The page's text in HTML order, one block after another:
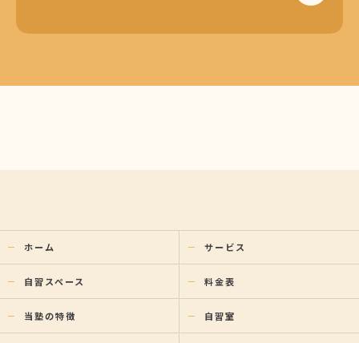
ホーム サービス
自習スペース 料金表
当塾の特徴 自習室